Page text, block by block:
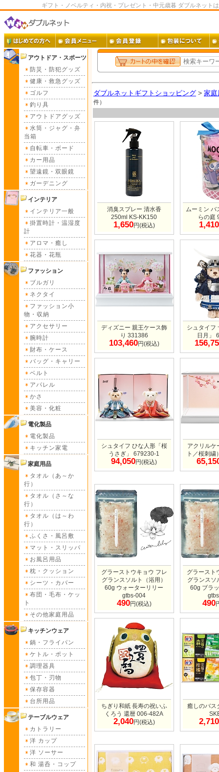
ギフト・ノベルティ・内祝・プレゼント・中元歳暮 ダブルネット
アウトドア・スポーツ
防災・防犯グッズ
健康・救急グッズ
ゴルフ
釣り具
アウトドアグッズ
水筒・ジャグ・弁
当箱
自転車・ボード
カー用品
望遠鏡・双眼鏡
ガーデニング
インテリア
インテリア一般
掛置時計・温湿度
計
アロマ・癒し
花器・花瓶
ファッション
ブルガリ
ネクタイ
ファッション小
物・収納
アクセサリー
腕時計
財布・ケース
バッグ・キャリー
ベルト
アパレル
かさ
美容・化粧
電化製品
電化製品
キッチン家電
家庭用品
タオル（あ～か
行）
タオル（さ～な
行）
タオル（は～わ
行）
ふくさ・風呂敷
マット・スリッパ
お風呂用品
枕・クッション
シーツ・カバー
布団・毛布・ケッ
ト
その他家庭用品
キッチンウェア
鍋・フライパン
ケトル・ポット
調理器具
包丁・刃物
保存容器
台所用品
テーブルウェア
カトラリー
洋 カップ
洋 ソーサー
和 湯呑・コップ
ダブルネットギフトショッピング > 家庭
件）
消臭スプレー 清水香
250ml KS-KK150
1,650円(税込)
ムーミン バ
らの庭
1,410
ディズニー 親王ケース飾
り 331386
103,460円(税込)
シュタイフ
日月」
シュタイフ ひな人形「桜
うさぎ」 679230-1
94,050円(税込)
アクリルケ
ト／桜刺
グラーストウキョウ フレ
グランスソルト（浴用）
60g ウォーターリリー
gtbs-004
490円(税込)
グラースト
グランスソ
60g ブラ
490
ちぎり和紙 長寿の祝いふ
くろう 還暦 006-482A
2,040円(税込)
癒しのバス
2,710